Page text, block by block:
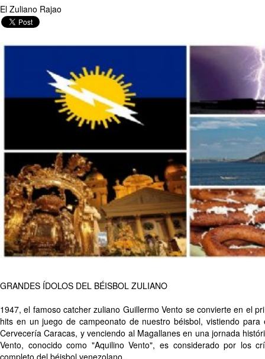
El Zuliano Rajao
GRANDES ÍDOLOS DEL BÉISBOL ZULIANO
1947, el famoso catcher zuliano Guillermo Vento se convierte en el
hits en un juego de campeonato de nuestro béisbol, vistiendo
Cervecería Caracas, y venciendo al Magallanes en una jornada
Vento, conocido como "Aquilino Vento", es considerado por los
completo del béisbol venezolano.